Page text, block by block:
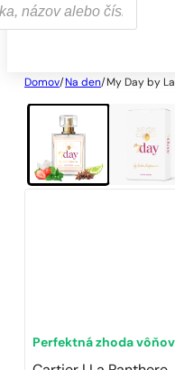
Domov/ Na den/ My Day by
Perfektná zhoda